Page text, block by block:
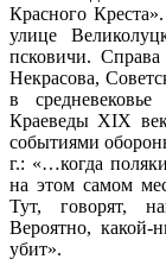
Красного
улице
псковичи.
Некрасова,
в
Краеведы XIX
событиями
г.: «…когда
на этом самом
Тут, говорят,
Вероятно,
убит».